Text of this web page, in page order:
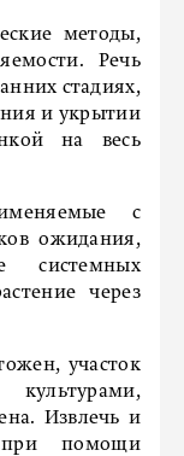
методы,
Речь
стадиях,
и укрытии
на весь
с
ожидания,
системных
через
участок
Извлечь и
помощи